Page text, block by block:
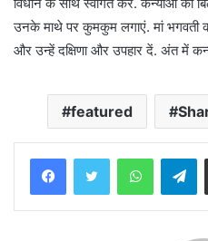
उनके माथे पर कुमकुम लगाएं. मां भगवती
और उन्हें दक्षिणा और उपहार दें. अंत में
featured